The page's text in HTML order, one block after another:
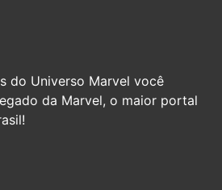
do Universo Marvel você
da Marvel, o maior portal